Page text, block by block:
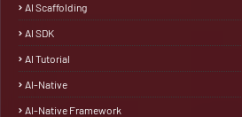
AI Scaffolding
AI SDK
AI Tutorial
AI-Native
AI-Native Framework